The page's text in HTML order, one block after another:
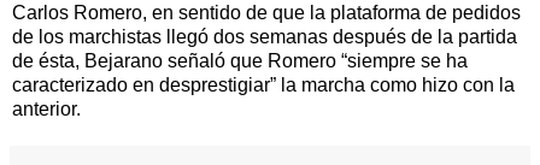
Carlos Romero, en sentido de que la plataforma de pedidos
de los marchistas llegó dos semanas después de la partida
de ésta, Bejarano señaló que Romero “siempre se ha
caracterizado en desprestigiar” la marcha como hizo con la
anterior.